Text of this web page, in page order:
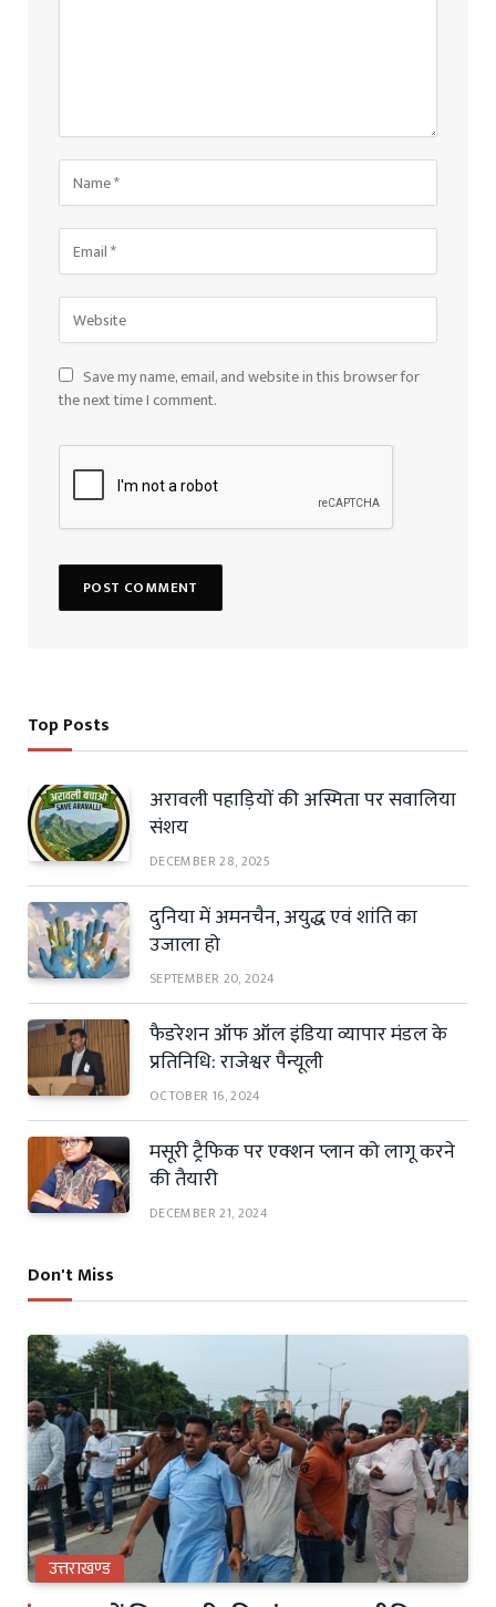
Save my name, email, and website in this browser for
the next time I comment.
Top Posts
अरावली पहाड़ियों की अस्मिता पर सवालिया
संशय
DECEMBER 28, 2025
दुनिया में अमनचैन, अयुद्ध एवं शांति का
उजाला हो
SEPTEMBER 20, 2024
फैडरेशन ऑफ ऑल इंडिया व्यापार मंडल के
प्रतिनिधि: राजेश्वर पैन्यूली
OCTOBER 16, 2024
मसूरी ट्रैफिक पर एक्शन प्लान को लागू करने
की तैयारी
DECEMBER 21, 2024
Don't Miss
उत्तराखण्ड